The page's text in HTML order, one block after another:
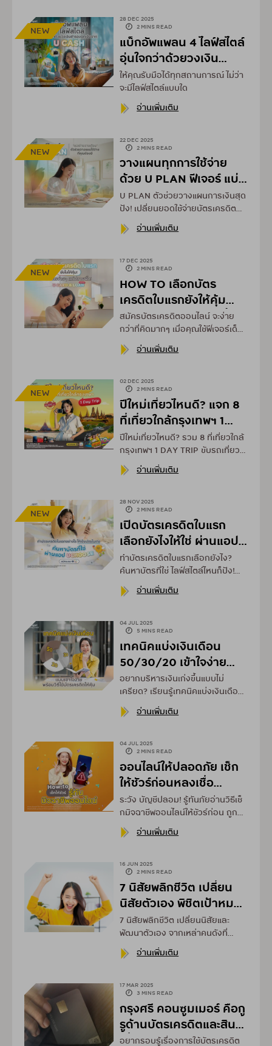
NEW
28 DEC 2025
2 MINS READ
แบ็กอัพแพลน 4 ไลฟ์สไตล์
อุ่นใจกว่าด้วยวงเงิน
สำรองฉุกเฉิน จาก U
CASH
ให้คุณรับมือได้ทุกสถานการณ์ ไม่ว่า
จะมีไลฟ์สไตล์แบบใด
อ่านเพิ่มเติม
NEW
22 DEC 2025
2 MINS READ
วางแผนทุกการใช้จ่าย
ด้วย U PLAN ฟีเจอร์ แบ่ง
ชำระรายเดือน บน
UCHOOSE
U PLAN ตัวช่วยวางแผนการเงินสุด
ปัง! เปลี่ยนยอดใช้จ่ายบัตรเครดิต
เป็นผ่อนสบายๆ นานสูงสุด 10 เดือน
จัดการทุกค่าใช้จ่ายผ่านแอป
อ่านเพิ่มเติม
NEW
17 DEC 2025
2 MINS READ
HOW TO เลือกบัตร
เครดิตใบแรกยังให้คุ้ม
สมัครง่ายๆ แค่ปลายนิ้ว
สมัครบัตรเครดิตออนไลน์ จะง่าย
กว่าที่คิดมากๆ เมื่อคุณใช้ฟีเจอร์เด็ด
อย่าง U CARD & LOAN จาก
UCHOOSE
อ่านเพิ่มเติม
NEW
02 DEC 2025
2 MINS READ
ปีใหม่เที่ยวไหนดี? แจก 8
ที่เที่ยวใกล้กรุงเทพฯ 1
DAY TRIP
ปีใหม่เที่ยวไหนดี? รวม 8 ที่เที่ยวใกล้
กรุงเทพฯ 1 DAY TRIP ขับรถเที่ยว
รับปีใหม่ พร้อมทริค "เปย์เซฟ" รับ
เครดิตเงินคืนค่าน้ำมันและร้าน
อ่านเพิ่มเติม
NEW
28 NOV 2025
2 MINS READ
เปิดบัตรเครดิตใบแรก
เลือกยังไงให้ใช่ ผ่านแอป
UCHOOSE
ทำบัตรเครดิตใบแรกเลือกยังไง?
ค้นหาบัตรที่ใช่ ไลฟ์สไตล์ไหนก็ปัง!
พร้อมทริคเปรียบเทียบบัตรเครดิตให้
คุ้มค่าที่สุด เริ่มเลย!
อ่านเพิ่มเติม
04 JUL 2025
5 MINS READ
เทคนิคแบ่งเงินเดือน
50/30/20 เข้าใจง่าย
พร้อมวิธีใช้บัตรเครดิตให้
คุ้ม
อยากบริหารเงินเก่งขึ้นแบบไม่
เครียด? เรียนรู้เทคนิคแบ่งเงินเดือน
50/30/20 เข้าใจง่าย พร้อมเคล็ด
ลับการใช้บัตรเครดิตให้คุ้มค่าและมี
อ่านเพิ่มเติม
04 JUL 2025
2 MINS READ
ออนไลน์ให้ปลอดภัย เช็ก
ให้ชัวร์ก่อนหลงเชื่อ
มิจฉาชีพ จาก กรุงศรี
คอนซูมเมอร์
ระวัง บัญชีปลอม! รู้ทันภัยอ่านวิธีเช็
กมิจฉาชีพออนไลน์ให้ชัวร์ก่อน ถูก
หลอกโอนเงิน พร้อมทริคป้องกัน
มิจฉาชีพ จาก กรุงศรี คอนซูมเมอร์
อ่านเพิ่มเติม
16 JUN 2025
2 MINS READ
7 นิสัยพลิกชีวิต เปลี่ยน
นิสัยตัวเอง พิชิตเป้าหมาย
แห่งความสำเร็จ
7 นิสัยพลิกชีวิต เปลี่ยนนิสัยและ
พัฒนาตัวเอง จากเหล่าคนดังที่
ประสบความสำเร็จระดับโลก ให้คุณ
ได้ปรับมุมมอง เพื่อพิชิตเป้าหมาย
อ่านเพิ่มเติม
17 MAR 2025
3 MINS READ
กรุงศรี คอนซูมเมอร์ คือกู
รูด้านบัตรเครดิตและสิน
เชื่อส่วนบุคคล
อยากรอบรู้เรื่องการใช้บัตรเครดิต